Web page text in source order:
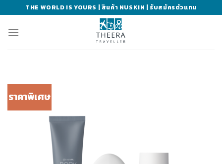
to
content
THE WORLD IS YOURS | สินค้า NUSKIN | รับสมัครตัวแทน
ราคาพิเศษ